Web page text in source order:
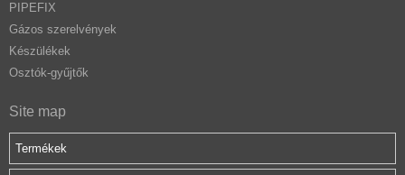
PIPEFIX
Gázos szerelvények
Készülékek
Osztók-gyűjtők
Site map
Termékek